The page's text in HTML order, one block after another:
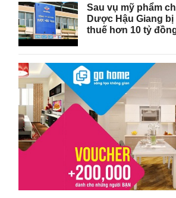
Sau vụ mỹ phẩm
Dược Hậu Giang
thuế hơn 10 tỷ